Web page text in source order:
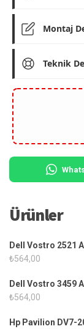
Montaj
Teknik
Ürünler
Dell Vostro 2521
₺564,00
Dell Vostro 3459
₺564,00
Hp Pavilion DV7-